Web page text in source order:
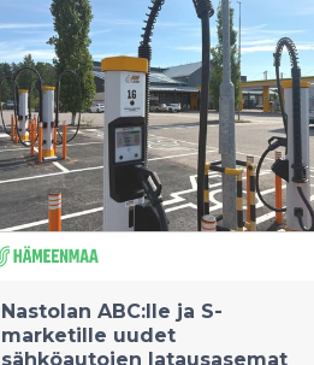
Nastolan ABC:lle ja S-
marketille uudet
sähköautojen latausasemat